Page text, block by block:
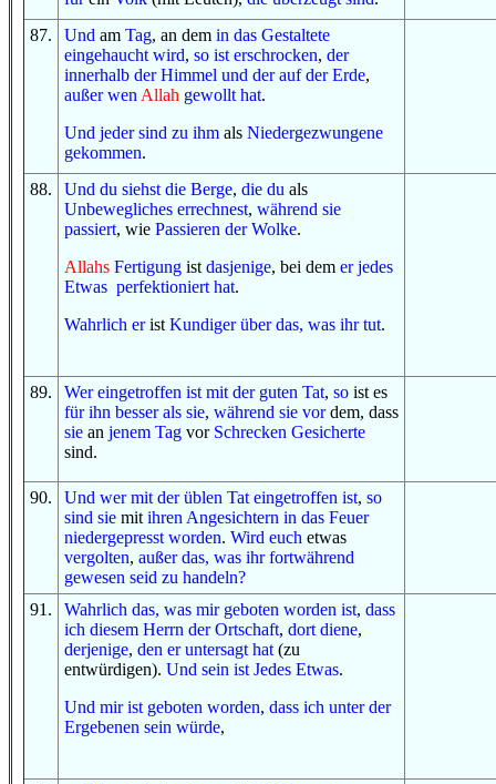
87. Und am Tag, an dem in das Gestaltete
eingehaucht wird, so ist erschrocken, der
innerhalb der Himmel und der auf der Erde,
außer wen Allah gewollt hat.
Und jeder sind zu ihm als Niedergezwungene
gekommen.
88. Und du siehst die Berge, die du als
Unbewegliches errechnest, während sie
passiert, wie Passieren der Wolke.
Allahs Fertigung ist dasjenige, bei dem er jedes
Etwas perfektioniert hat.
Wahrlich erist Kundiger über das, was ihr tut.
89. Wer eingetroffen ist mit der guten Tat, so ist es
für ihn besser als sie, während sie vordem, dass
sie an jenem Tag vor Schrecken Gesicherte
sind.
90. Und wer mit der üblen Tat eingetroffen ist, so
sind sie mit ihren Angesichtern in das Feuer
niedergepresst worden. Wird euch etwas
vergolten, außer das, was ihr fortwährend
gewesen seid zu handeln?
91 . Wahrlich das, was mir geboten worden ist, dass
ich diesem Herrn der Ortschaft, dort diene,
derjenige, den er untersagt hat (zu
entwürdigen). Und sein ist Jedes Etwas.
Und mir ist geboten worden, dass ich unterder
Ergebenen sein würde,